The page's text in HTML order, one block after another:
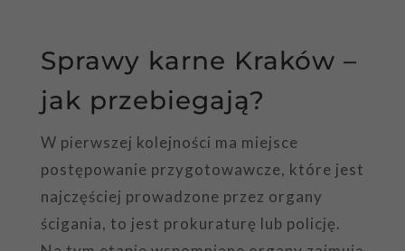
Sprawy karne Kraków –
jak przebiegają?
W pierwszej kolejności ma miejsce
postępowanie przygotowawcze, które jest
najczęściej prowadzone przez organy
ścigania, to jest prokuraturę lub policję.